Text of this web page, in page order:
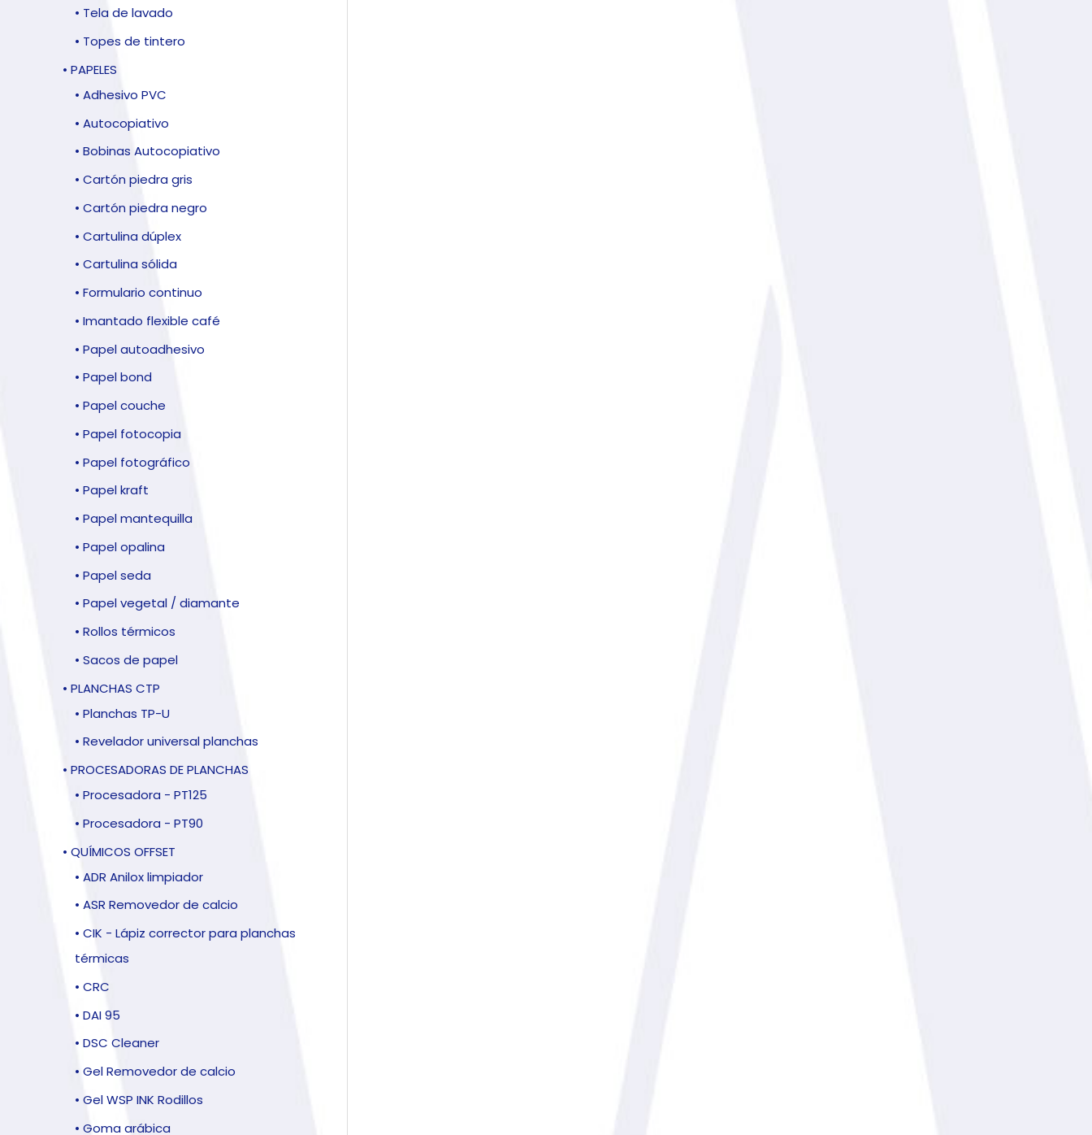
• Tela de lavado
• Topes de tintero
• PAPELES
• Adhesivo PVC
• Autocopiativo
• Bobinas Autocopiativo
• Cartón piedra gris
• Cartón piedra negro
• Cartulina dúplex
• Cartulina sólida
• Formulario continuo
• Imantado flexible café
• Papel autoadhesivo
• Papel bond
• Papel couche
• Papel fotocopia
• Papel fotográfico
• Papel kraft
• Papel mantequilla
• Papel opalina
• Papel seda
• Papel vegetal / diamante
• Rollos térmicos
• Sacos de papel
• PLANCHAS CTP
• Planchas TP-U
• Revelador universal planchas
• PROCESADORAS DE PLANCHAS
• Procesadora - PT125
• Procesadora - PT90
• QUÍMICOS OFFSET
• ADR Anilox limpiador
• ASR Removedor de calcio
• CIK - Lápiz corrector para planchas
térmicas
• CRC
• DAI 95
• DSC Cleaner
• Gel Removedor de calcio
• Gel WSP INK Rodillos
• Goma arábica